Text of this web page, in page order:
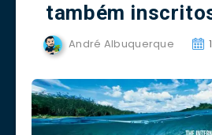
também
André Albuquerque